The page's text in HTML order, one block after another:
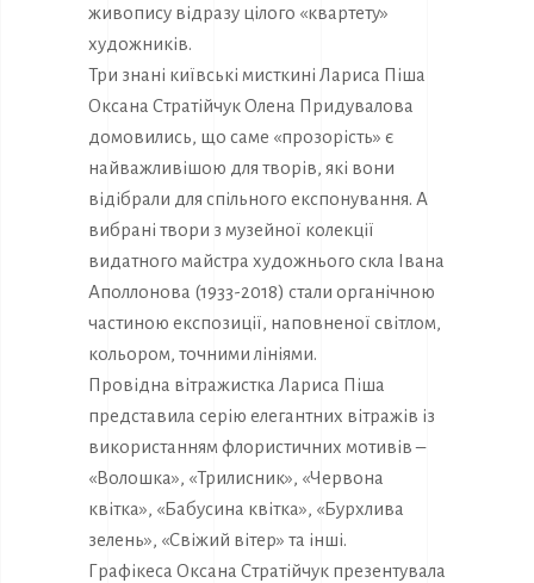
живопису відразу цілого «квартету»
художників.
Три знані київські мисткині Лариса Піша
Оксана Стратійчук Олена Придувалова
домовились, що саме «прозорість» є
найважливішою для творів, які вони
відібрали для спільного експонування. А
вибрані твори з музейної колекції
видатного майстра художнього скла Івана
Аполлонова (1933-2018) стали органічною
частиною експозиції, наповненої світлом,
кольором, точними лініями.
Провідна вітражистка Лариса Піша
представила серію елегантних вітражів із
використанням флористичних мотивів –
«Волошка», «Трилисник», «Червона
квітка», «Бабусина квітка», «Бурхлива
зелень», «Свіжий вітер» та інші.
Графікеса Оксана Стратійчук презентувала